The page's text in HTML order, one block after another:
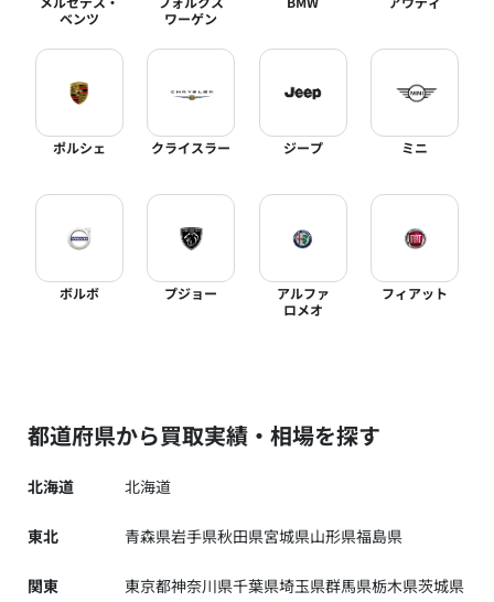
ベンツ
ワーゲン
ポルシェ クライスラー ジープ ミニ
ボルボ プジョー
アルファ
ロメオ
フィアット
都道府県から買取実績・相場を探す
北海道 北海道
東北 青森県岩手県秋田県宮城県山形県福島県
関東 東京都神奈川県千葉県埼玉県群馬県栃木県茨城県